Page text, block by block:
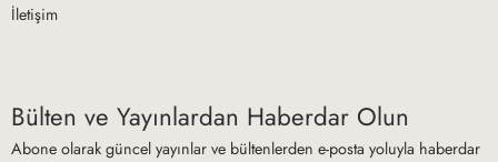
İletişim
Bülten ve Yayınlardan Haberdar Olun
Abone olarak güncel yayınlar ve bültenlerden e-posta yoluyla haberdar